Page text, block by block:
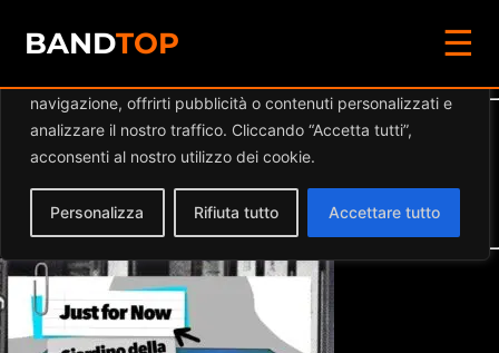
Diamo valore alla tua privacy
navigazione, offrirti pubblicità o contenuti personalizzati e
analizzare il nostro traffico. Cliccando “Accetta tutti”,
acconsenti al nostro utilizzo dei cookie.
Personalizza Rifiuta tutto Accettare tutto
BANDTOP ☰
Dettaglio eventi
Categorie:
Musica Live Modena